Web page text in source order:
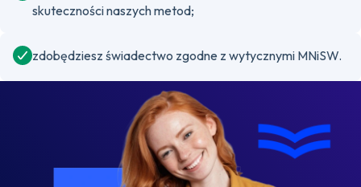
skuteczności naszych metod;
zdobędziesz świadectwo zgodne z wytycznymi MNiSW.